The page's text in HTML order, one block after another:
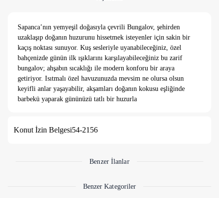
Sapanca’nın yemyeşil doğasıyla çevrili Bungalov, şehirden
uzaklaşıp doğanın huzurunu hissetmek isteyenler için sakin bir
kaçış noktası sunuyor. Kuş sesleriyle uyanabileceğiniz, özel
bahçenizde günün ilk ışıklarını karşılayabileceğiniz bu zarif
bungalov; ahşabın sıcaklığı ile modern konforu bir araya
getiriyor. Isıtmalı özel havuzunuzda mevsim ne olursa olsun
keyifli anlar yaşayabilir, akşamları doğanın kokusu eşliğinde
barbekü yaparak gününüzü tatlı bir huzurla
deneyimi vadediyor.
Konut İzin Belgesi54-2156
Benzer İlanlar
Benzer Kategoriler